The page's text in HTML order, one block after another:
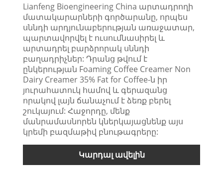
Lianfeng Bioengineering China արտադրողի
մատակարարների գործարանը, որպես
սննդի արդյունաբերության առաջատար,
պարտավորվել է ուսումնասիրել և
արտադրել բարձրորակ սննդի
բաղադրիչներ: Դրանց թվում է
ընկերության Foaming Coffee Creamer Non
Dairy Creamer 35% Fat for Coffee-ն իր
յուրահատուկ համով և գերազանց
որակով լայն ճանաչում է ձեռք բերել
շուկայում: Հաջորդը, մենք
մանրամասնորեն կներկայացնենք այս
կրեմի բազմաթիվ բնութագրերը:
Կարդալ ավելին